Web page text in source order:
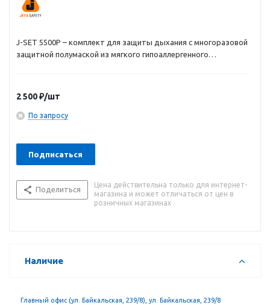
J-SET 5500P – комплект для защиты дыхания с многоразовой
защитной полумаской из мягкого гипоаллергенного
Особенности и преимущества:
Низкий вес;
Система регулировки (полумаска перемещается по стропам
т.ч. других средств защиты, например, каски);
Обтюратор из термопласта;
2 500₽/шт
По запросу
Подписаться
Поделиться
Цена действительна только для интернет-
магазина и может отличаться от цен в
розничных магазинах
Наличие
Главный офис (ул. Байкальская, 239/8), ул. Байкальская, 239/8